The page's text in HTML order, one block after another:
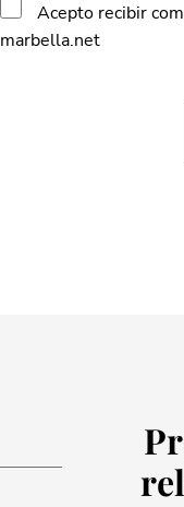
Acepto recibir
marbella.net